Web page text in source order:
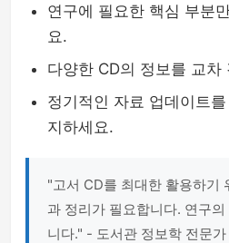
연구에 필요한 핵심 부분
요.
다양한 CD의 정보를 교차
정기적인 자료 업데이트
지하세요.
"고서 CD를 최대한 활용하기
과 정리가 필요합니다. 연구
니다." - 도서관 정보학 전문가